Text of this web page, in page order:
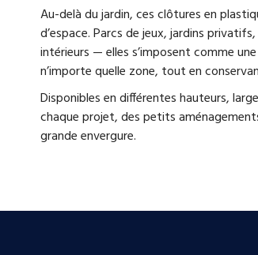
Au-delà du jardin, ces clôtures en
d’espace. Parcs de jeux, jardins
intérieurs — elles s’imposent comme
n’importe quelle zone, tout en
Disponibles en différentes hauteurs,
chaque projet, des petits
grande envergure.